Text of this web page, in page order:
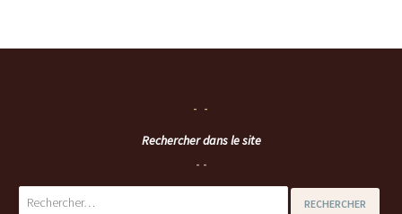
Rechercher dans le site
Rechercher :